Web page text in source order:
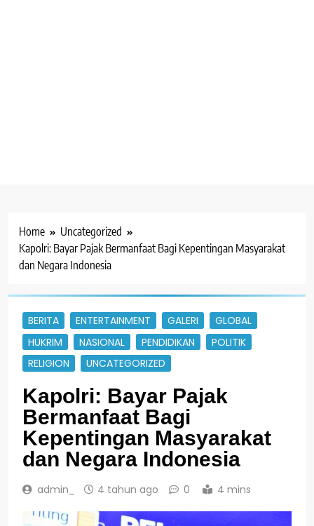
Home
Uncategorized
Kapolri: Bayar Pajak Bermanfaat Bagi Kepentingan Masyarakat
dan Negara Indonesia
BERITA ENTERTAINMENT GALERI
GLOBAL
HUKRIM
NASIONAL PENDIDIKAN
POLITIK
RELIGION
UNCATEGORIZED
Kapolri: Bayar Pajak
Bermanfaat Bagi
Kepentingan Masyarakat
dan Negara Indonesia
admin_ 4 tahun ago 0 4 mins